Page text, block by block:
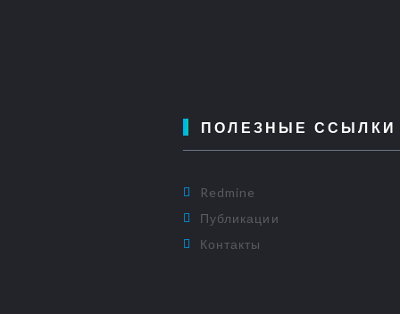
ПОЛЕЗНЫЕ ССЫЛКИ
Redmine
Публикации
Контакты